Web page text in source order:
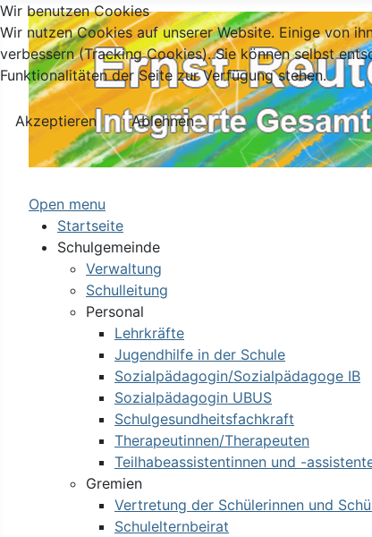
Open menu
Startseite
Schulgemeinde
Verwaltung
Schulleitung
Personal
Lehrkräfte
Jugendhilfe in der Schule
Sozialpädagogin/Sozialpädagoge IB
Sozialpädagogin UBUS
Schulgesundheitsfachkraft
Therapeutinnen/Therapeuten
Teilhabeassistentinnen und -
Gremien
Vertretung der Schülerinnen und
Schulelternbeirat
Wir benutzen Cookies
Wir nutzen Cookies auf unserer Website. Einige von
verbessern (Tracking Cookies). Sie können selbst
Funktionalitäten der Seite zur Verfügung stehen.
Akzeptieren
Ablehnen